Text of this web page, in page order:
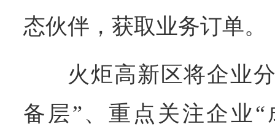
态伙伴，获取业务订单。
火炬高新区将企业
备层”、重点关注企业